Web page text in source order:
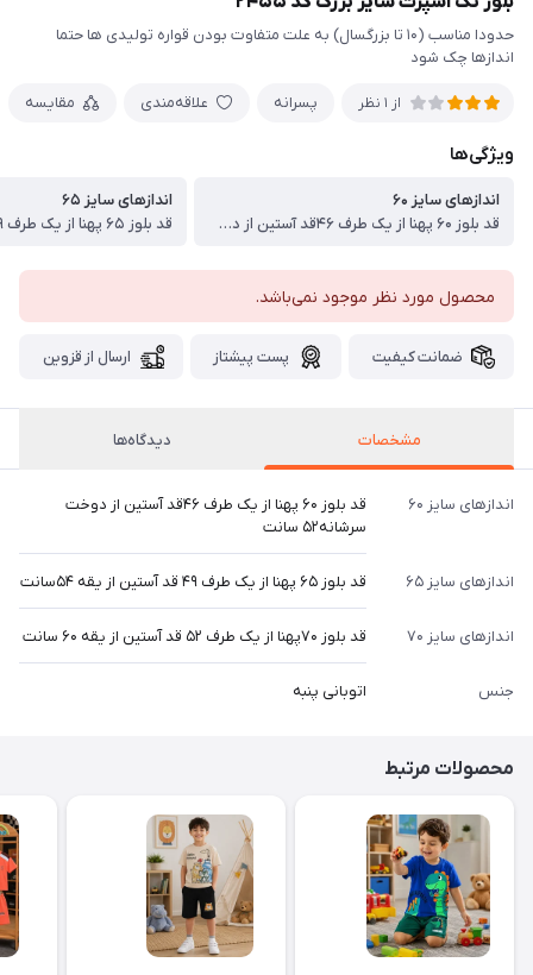
حدودا مناسب (۱۰ تا بزرگسال) به علت متفاوت بودن قواره تولیدی ها حتما
اندازها چک شود
از 1 نظر پسرانه علاقه‌مندی مقایسه
ویژگی‌ها
اندازهای سایز ۶۰
قد بلوز ۶۰ پهنا از یک طرف ۴۶قد آستین از دوخت سرشانه۵۲ سانت
اندازهای سایز ۶۵
محصول مورد نظر موجود نمی‌باشد.
ضمانت کیفیت پست پیشتاز ارسال از قزوین
مشخصات دیدگاه‌ها
اندازهای سایز ۶۰
قد بلوز ۶۰ پهنا از یک طرف ۴۶قد آستین از دوخت
سرشانه۵۲ سانت
اندازهای سایز ۶۵ قد بلوز ۶۵ پهنا از یک طرف ۴۹ قد آستین از یقه ۵۴سانت
اندازهای سایز ۷۰ قد بلوز ۷۰پهنا از یک طرف ۵۲ قد آستین از یقه ۶۰ سانت
جنس اتوبانی پنبه
محصولات مرتبط